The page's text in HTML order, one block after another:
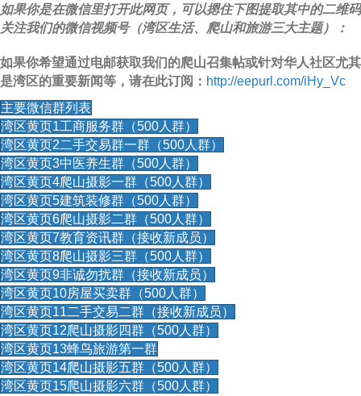
如果你是在微信里打开此网页，可以摁住下图提取其中的二维码
关注我们的微信视频号（湾区生活、爬山和旅游三大主题）：
如果你希望通过电邮获取我们的爬山召集帖或针对华人社区尤其
是湾区的重要新闻等，请在此订阅： http://eepurl.com/iHy_Vc
主要微信群列表
湾区黄页1工商服务群（500人群）
湾区黄页2二手交易群一群（500人群）
湾区黄页3中医养生群（500人群）
湾区黄页4爬山摄影一群（500人群）
湾区黄页5建筑装修群（500人群）
湾区黄页6爬山摄影二群（500人群）
湾区黄页7教育资讯群（接收新成员）
湾区黄页8爬山摄影三群（500人群）
湾区黄页9非诚勿扰群（接收新成员）
湾区黄页10房屋买卖群（500人群）
湾区黄页11二手交易二群（接收新成员）
湾区黄页12爬山摄影四群（500人群）
湾区黄页13蜂鸟旅游第一群
湾区黄页14爬山摄影五群（500人群）
湾区黄页15爬山摄影六群（500人群）